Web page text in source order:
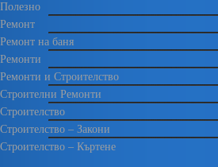
Полезно
Ремонт
Ремонт на баня
Ремонти
Ремонти и Строителство
Строителни Ремонти
Строителство
Строителство – Закони
Строителство – Къртене